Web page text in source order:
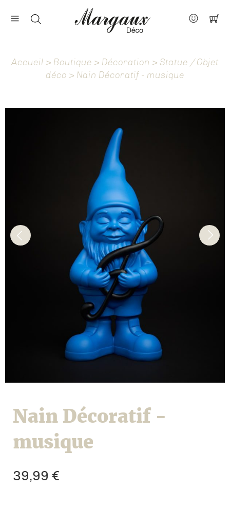
Nos marques
À propos
Accueil > Boutique > Décoration > Statue / Objet
déco > Nain Décoratif - musique
Nain Décoratif -
musique
39,99 €